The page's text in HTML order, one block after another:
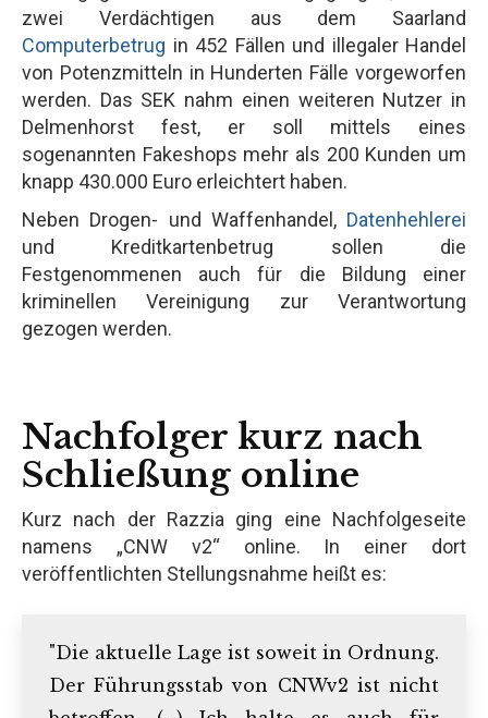
zwei Verdächtigen aus dem Saarland
Computerbetrug in 452 Fällen und illegaler Handel
von Potenzmitteln in Hunderten Fälle vorgeworfen
werden. Das SEK nahm einen weiteren Nutzer in
Delmenhorst fest, er soll mittels eines
sogenannten Fakeshops mehr als 200 Kunden um
knapp 430.000 Euro erleichtert haben.
Neben Drogen- und Waffenhandel, Datenhehlerei
und Kreditkartenbetrug sollen die
Festgenommenen auch für die Bildung einer
kriminellen Vereinigung zur Verantwortung
gezogen werden.
Nachfolger kurz nach
Schließung online
Kurz nach der Razzia ging eine Nachfolgeseite
namens „CNW v2“ online. In einer dort
veröffentlichten Stellungsnahme heißt es:
"Die aktuelle Lage ist soweit in Ordnung.
Der Führungsstab von CNWv2 ist nicht